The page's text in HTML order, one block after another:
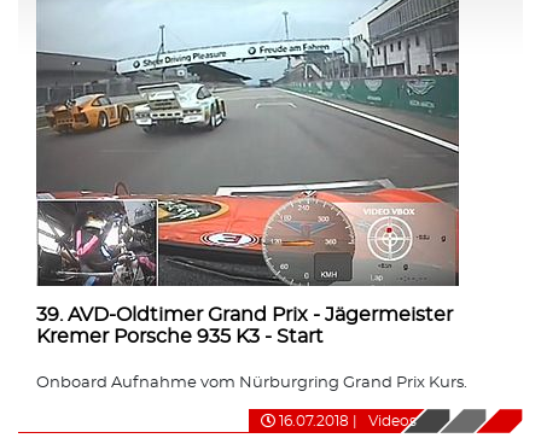
39. AVD-Oldtimer Grand Prix - Jägermeister
Kremer Porsche 935 K3 - Start
Onboard Aufnahme vom Nürburgring Grand Prix Kurs.
16.07.2018 Videos